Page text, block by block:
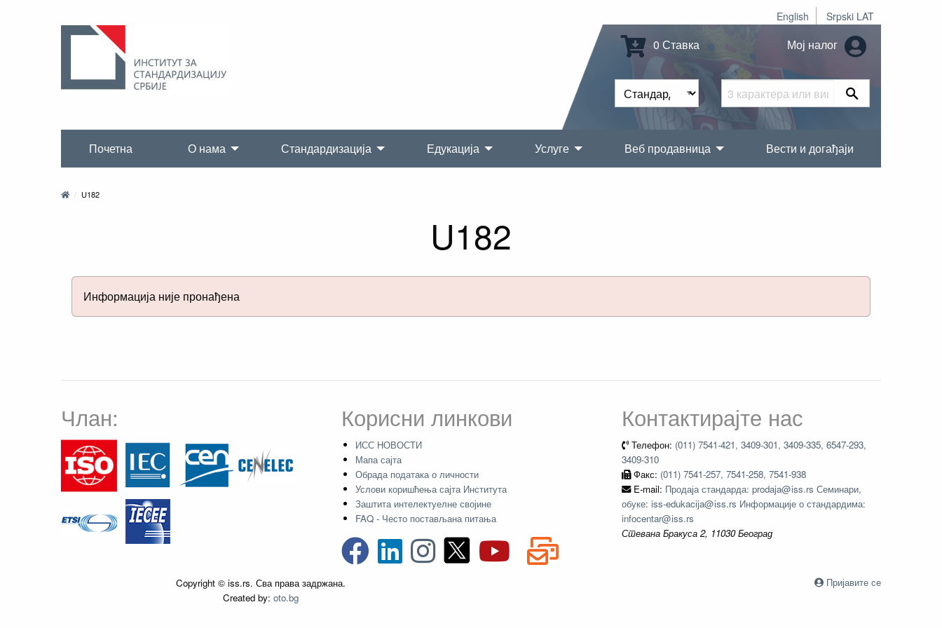
English Srpski LAT
0 Ставка Мој налог
Почетна О нама Стандардизација Едукација Услуге Веб продавница Вести и догађаји
U182
U182
Информација није пронађена
Члан: Корисни линкови
ИСС НОВОСТИ
Мапа сајта
Обрада података о личности
Услови коришћења сајта Института
Заштита интелектуелне својине
FAQ - Често постављана питања
Контактирајте нас
Телефон: (011) 7541-421, 3409-301, 3409-335, 6547-293,
3409-310
Факс: (011) 7541-257, 7541-258, 7541-938
E-mail: Продаја стандарда: prodaja@iss.rs Семинари,
обуке: iss-edukacija@iss.rs Информације о стандардима:
infocentar@iss.rs
Стевана Бракуса 2, 11030 Београд
Copyright © iss.rs. Сва права задржана.
Created by: oto.bg
Пријавите се